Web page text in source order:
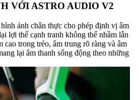
VỚI ASTRO AUDIO V2
ảnh chân thực cho phép định vị âm
lợi thế cạnh tranh không thể nhầm lẫn
cao trong trẻo, âm trung rõ ràng và âm
lại âm thanh sống động theo những